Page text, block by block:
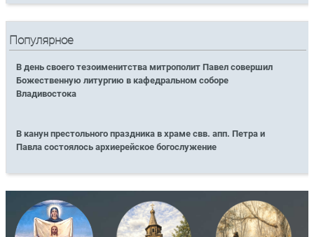
Популярное
В день своего тезоименитства митрополит Павел совершил
Божественную литургию в кафедральном соборе
Владивостока
В канун престольного праздника в храме свв. апп. Петра и
Павла состоялось архиерейское богослужение